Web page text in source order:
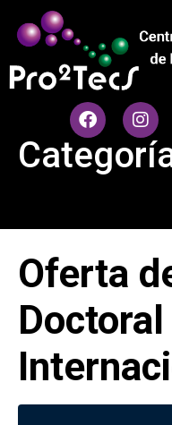
Oferta
Doctoral